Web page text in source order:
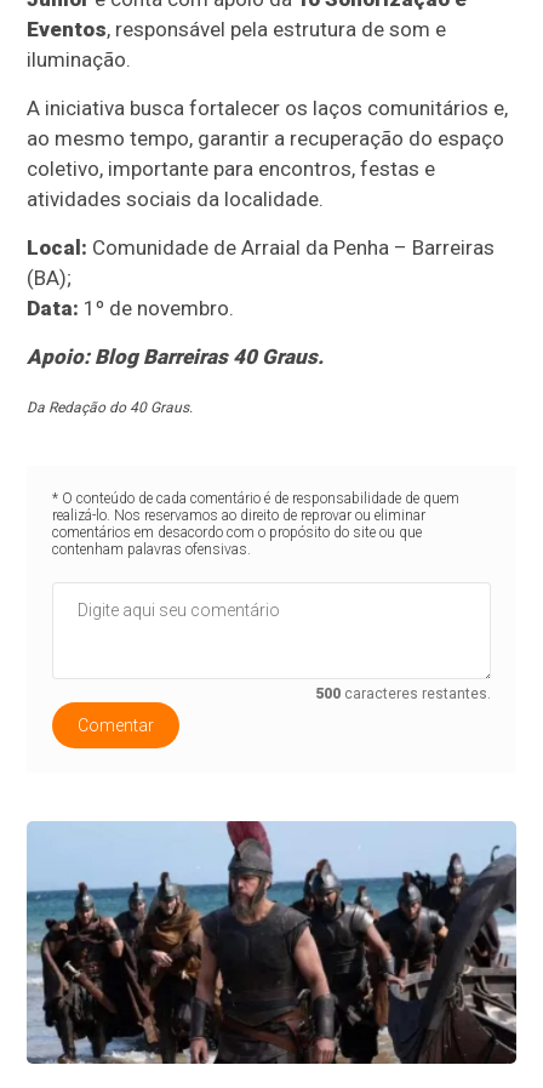
Eventos, responsável pela estrutura de som e
iluminação.
A iniciativa busca fortalecer os laços comunitários e,
ao mesmo tempo, garantir a recuperação do espaço
coletivo, importante para encontros, festas e
atividades sociais da localidade.
Local: Comunidade de Arraial da Penha – Barreiras
(BA);
Data: 1º de novembro.
Apoio: Blog Barreiras 40 Graus.
Da Redação do 40 Graus.
* O conteúdo de cada comentário é de responsabilidade de quem
realizá-lo. Nos reservamos ao direito de reprovar ou eliminar
comentários em desacordo com o propósito do site ou que
contenham palavras ofensivas.
500 caracteres restantes.
Comentar